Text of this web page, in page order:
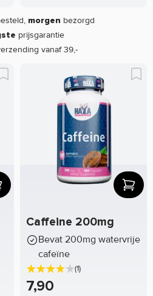
morgen bezorgd
prijsgarantie
vanaf 39,-
Caffeine 200mg
Bevat 200mg watervrije
cafeïne
(1)
7,90